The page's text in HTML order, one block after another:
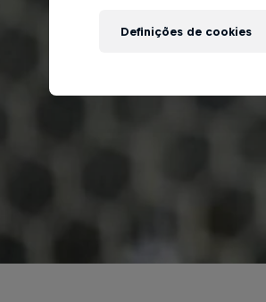
Definições de cookies